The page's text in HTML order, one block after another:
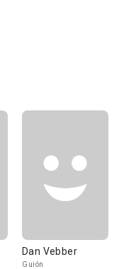
Dan Vebber
Guión